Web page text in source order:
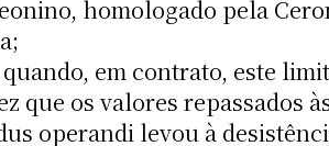
homologado pela
em contrato, este
que os valores repassados
operandi levou à